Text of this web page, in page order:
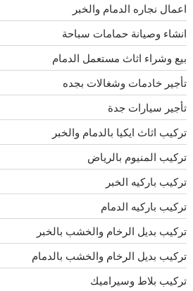
اعمال نجاره الدمام والخبر
انشاء وصيانة حمامات سباحة
بيع وشراء اثاث مستعمل الدمام
تأجير خادمات وشغالات بجده
تأجير سيارات جدة
تركيب اثاث ايكيا بالدمام والخبر
تركيب المنيوم بالرياض
تركيب باركيه الخبر
تركيب باركيه الدمام
تركيب بديل الرخام والخشب بالخبر
تركيب بديل الرخام والخشب بالدمام
تركيب بلاط وسيراميك